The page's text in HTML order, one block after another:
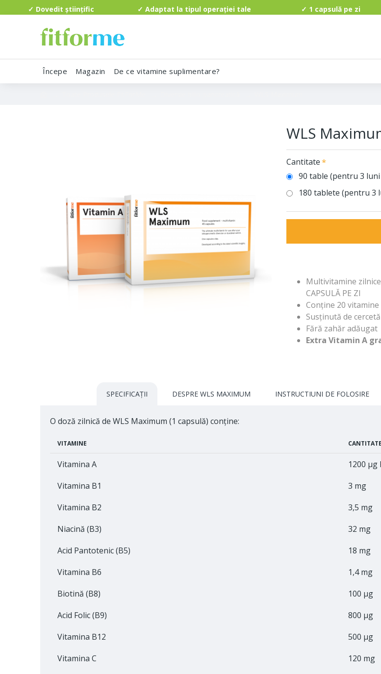
✓ Dovedit științific ✓ Adaptat la tipul operației tale ✓ 1 capsulă pe zi ✓
Începe Magazin De ce vitamine suplimentare?
WLS
Cantitate
90 table (pentru 3
180 tablete (pentru 3
Multivitamine
CAPSULĂ PE ZI
Conține 20
Susținută de
Fără zahăr adăugat
Extra Vitamin A
SPECIFICAȚII DESPRE WLS MAXIMUM INSTRUCTIUNI DE FOLOSIRE
O doză zilnică de WLS Maximum (1 capsulă) conține:
VITAMINE CANTITATE
Vitamina A 1200 μg
Vitamina B1
3 mg
Vitamina B2
3,5 mg
Niacină (B3)
32 mg
Acid Pantotenic (B5)
18 mg
Vitamina B6
1,4 mg
Biotină (B8)
100 μg
Acid Folic (B9)
800 μg
Vitamina B12
500 μg
Vitamina C
120 mg